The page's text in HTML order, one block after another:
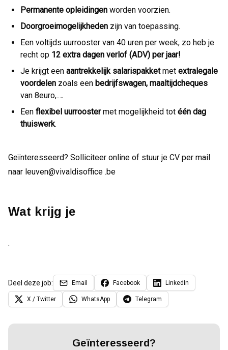
Permanente opleidingen worden voorzien.
Doorgroeimogelijkheden zijn van toepassing.
Een voltijds uurrooster van 40 uren per week, zo heb je
recht op 12 extra dagen verlof (ADV) per jaar!
Je krijgt een aantrekkelijk salarispakketmet extralegale
voordelen zoals een bedrijfswagen, maaltijdcheques
van 8euro,....
Een flexibel uurroostermet mogelijkheid tot één dag
thuiswerk.
Geïnteresseerd? Solliciteer online of stuur je CV per mail
naar leuven@vivaldisoffice .be
Wat krijg je
.
Deel deze job: Email Facebook LinkedIn
X / Twitter WhatsApp Telegram
Geïnteresseerd?